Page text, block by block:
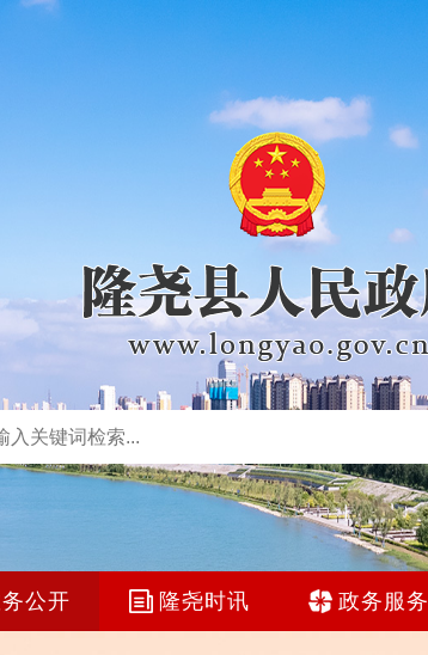
公开 隆尧时讯 政务服务